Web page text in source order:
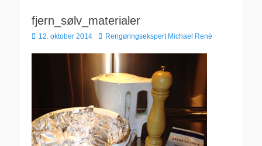
fjern_sølv_materialer
Udgivet
12. oktober 2014 Forfatter
Rengøringsekspert Michael René